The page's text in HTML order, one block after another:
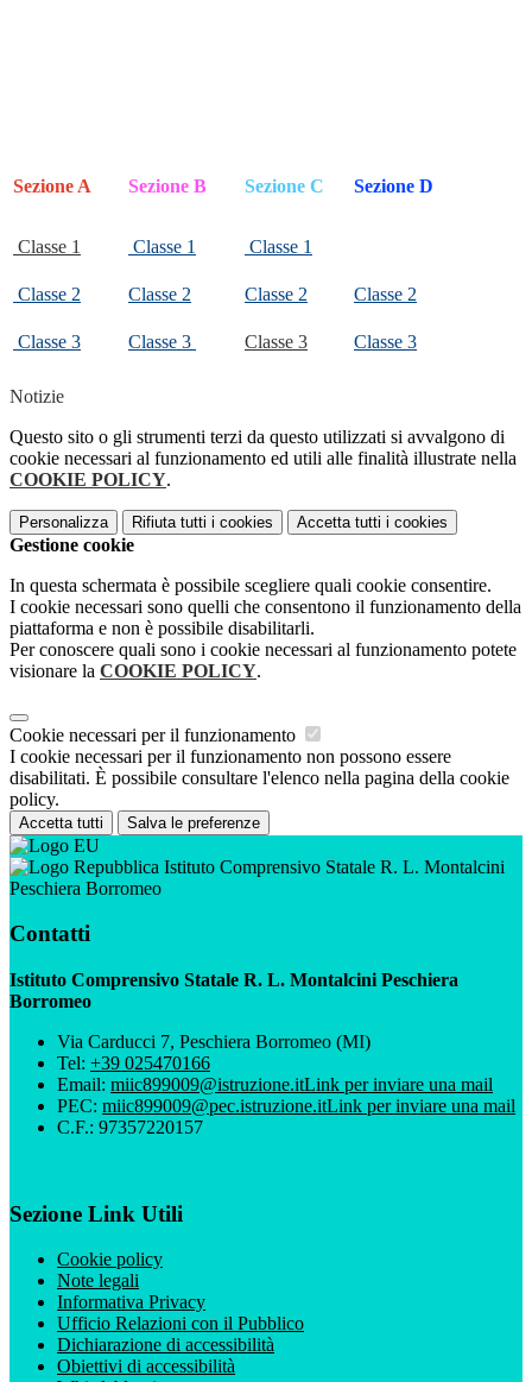
Sezione A Sezione B Sezione C Sezione D
Classe 1 Classe 1 Classe 1
Classe 2 Classe 2 Classe 2 Classe 2
Classe 3 Classe 3 Classe 3 Classe 3
Notizie
Questo sito o gli strumenti terzi da questo utilizzati si avvalgono di
cookie necessari al funzionamento ed utili alle finalità illustrate nella
COOKIE POLICY.
Personalizza Rifiuta tutti i cookies Accetta tutti i cookies
Gestione cookie
In questa schermata è possibile scegliere quali cookie consentire.
I cookie necessari sono quelli che consentono il funzionamento della
piattaforma e non è possibile disabilitarli.
Per conoscere quali sono i cookie necessari al funzionamento potete
visionare la COOKIE POLICY.
Cookie necessari per il funzionamento
I cookie necessari per il funzionamento non possono essere
disabilitati. È possibile consultare l'elenco nella pagina della cookie
policy.
Accetta tutti Salva le preferenze
Istituto Comprensivo Statale R. L. Montalcini
Peschiera Borromeo
Contatti
Istituto Comprensivo Statale R. L. Montalcini Peschiera
Borromeo
Via Carducci 7, Peschiera Borromeo (MI)
Tel: +39 025470166
Email: miic899009@istruzione.itLink per inviare una mail
PEC: miic899009@pec.istruzione.itLink per inviare una mail
C.F.: 97357220157
Sezione Link Utili
Cookie policy
Note legali
Informativa Privacy
Ufficio Relazioni con il Pubblico
Dichiarazione di accessibilità
Obiettivi di accessibilità